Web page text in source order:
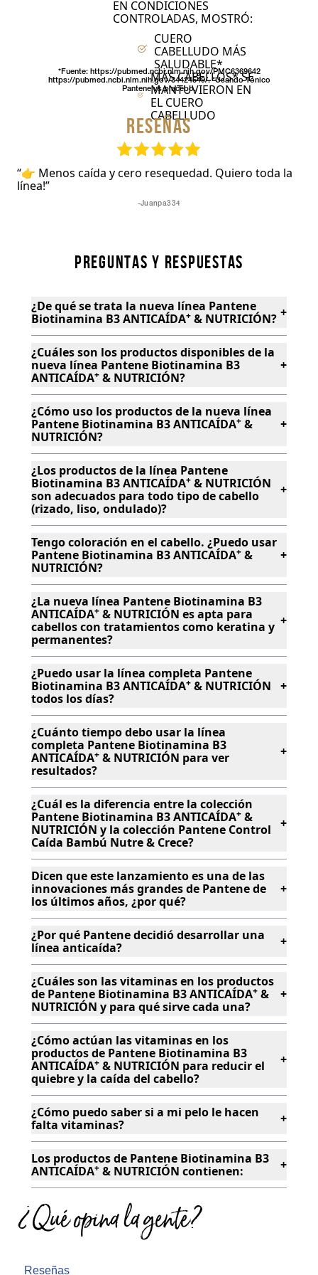
EN CONDICIONES
CONTROLADAS, MOSTRÓ:
CUERO
CABELLUDO MÁS
SALUDABLE*
MÁS CABELLOS* SE
MANTUVIERON EN
EL CUERO
CABELLUDO
*Fuente: https://pubmed.ncbi.nlm.nih.gov/PMC6369642
https://pubmed.ncbi.nlm.nih.gov/34424549/. *Usando Tónico
Pantene vs placebo.
RESEÑAS
“👉 Menos caída y cero resequedad. Quiero toda la
línea!”
-Juanpa334
PREGUNTAS Y RESPUESTAS
¿De qué se trata la nueva línea Pantene
Biotinamina B3 ANTICAÍDA+ & NUTRICIÓN? +
+
¿Cuáles son los productos disponibles de la
nueva línea Pantene Biotinamina B3
ANTICAÍDA+ & NUTRICIÓN?
+
+
+
+
¿Cómo uso los productos de la nueva línea
Pantene Biotinamina B3 ANTICAÍDA+ &
NUTRICIÓN?
+
+
+
+
¿Los productos de la línea Pantene
Biotinamina B3 ANTICAÍDA+ & NUTRICIÓN
son adecuados para todo tipo de cabello
(rizado, liso, ondulado)?
+
+
+
Tengo coloración en el cabello. ¿Puedo usar
Pantene Biotinamina B3 ANTICAÍDA+ &
NUTRICIÓN?
+
+
+
¿La nueva línea Pantene Biotinamina B3
ANTICAÍDA+ & NUTRICIÓN es apta para
cabellos con tratamientos como keratina y
permanentes?
+
¿Puedo usar la línea completa Pantene
Biotinamina B3 ANTICAÍDA+ & NUTRICIÓN
todos los días?
+
+
+
¿Cuánto tiempo debo usar la línea
completa Pantene Biotinamina B3
ANTICAÍDA+ & NUTRICIÓN para ver
resultados?
+
+
+
¿Cuál es la diferencia entre la colección
Pantene Biotinamina B3 ANTICAÍDA+ &
NUTRICIÓN y la colección Pantene Control
Caída Bambú Nutre & Crece?
+
+
+
Dicen que este lanzamiento es una de las
innovaciones más grandes de Pantene de
los últimos años, ¿por qué?
+
+
+
¿Por qué Pantene decidió desarrollar una
línea anticaída?
+
+
+
¿Cuáles son las vitaminas en los productos
de Pantene Biotinamina B3 ANTICAÍDA+ &
NUTRICIÓN y para qué sirve cada una?
+
+
¿Cómo actúan las vitaminas en los
productos de Pantene Biotinamina B3
ANTICAÍDA+ & NUTRICIÓN para reducir el
quiebre y la caída del cabello?
+
+
¿Cómo puedo saber si a mi pelo le hacen
falta vitaminas?
+
Los productos de Pantene Biotinamina B3
ANTICAÍDA+ & NUTRICIÓN contienen: +
¿Qué opina la gente?